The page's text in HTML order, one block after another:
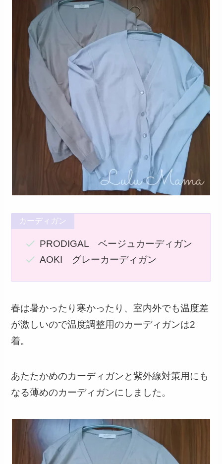
カーディガン
PRODIGAL ベージュカーディガン
AOKI グレーカーディガン
春は暑かったり寒かったり、室内外でも温度差
が激しいので温度調整用のカーディガンは2
着。
あたたかめのカーディガンと紫外線対策用にも
なる薄めのカーディガンにしました。